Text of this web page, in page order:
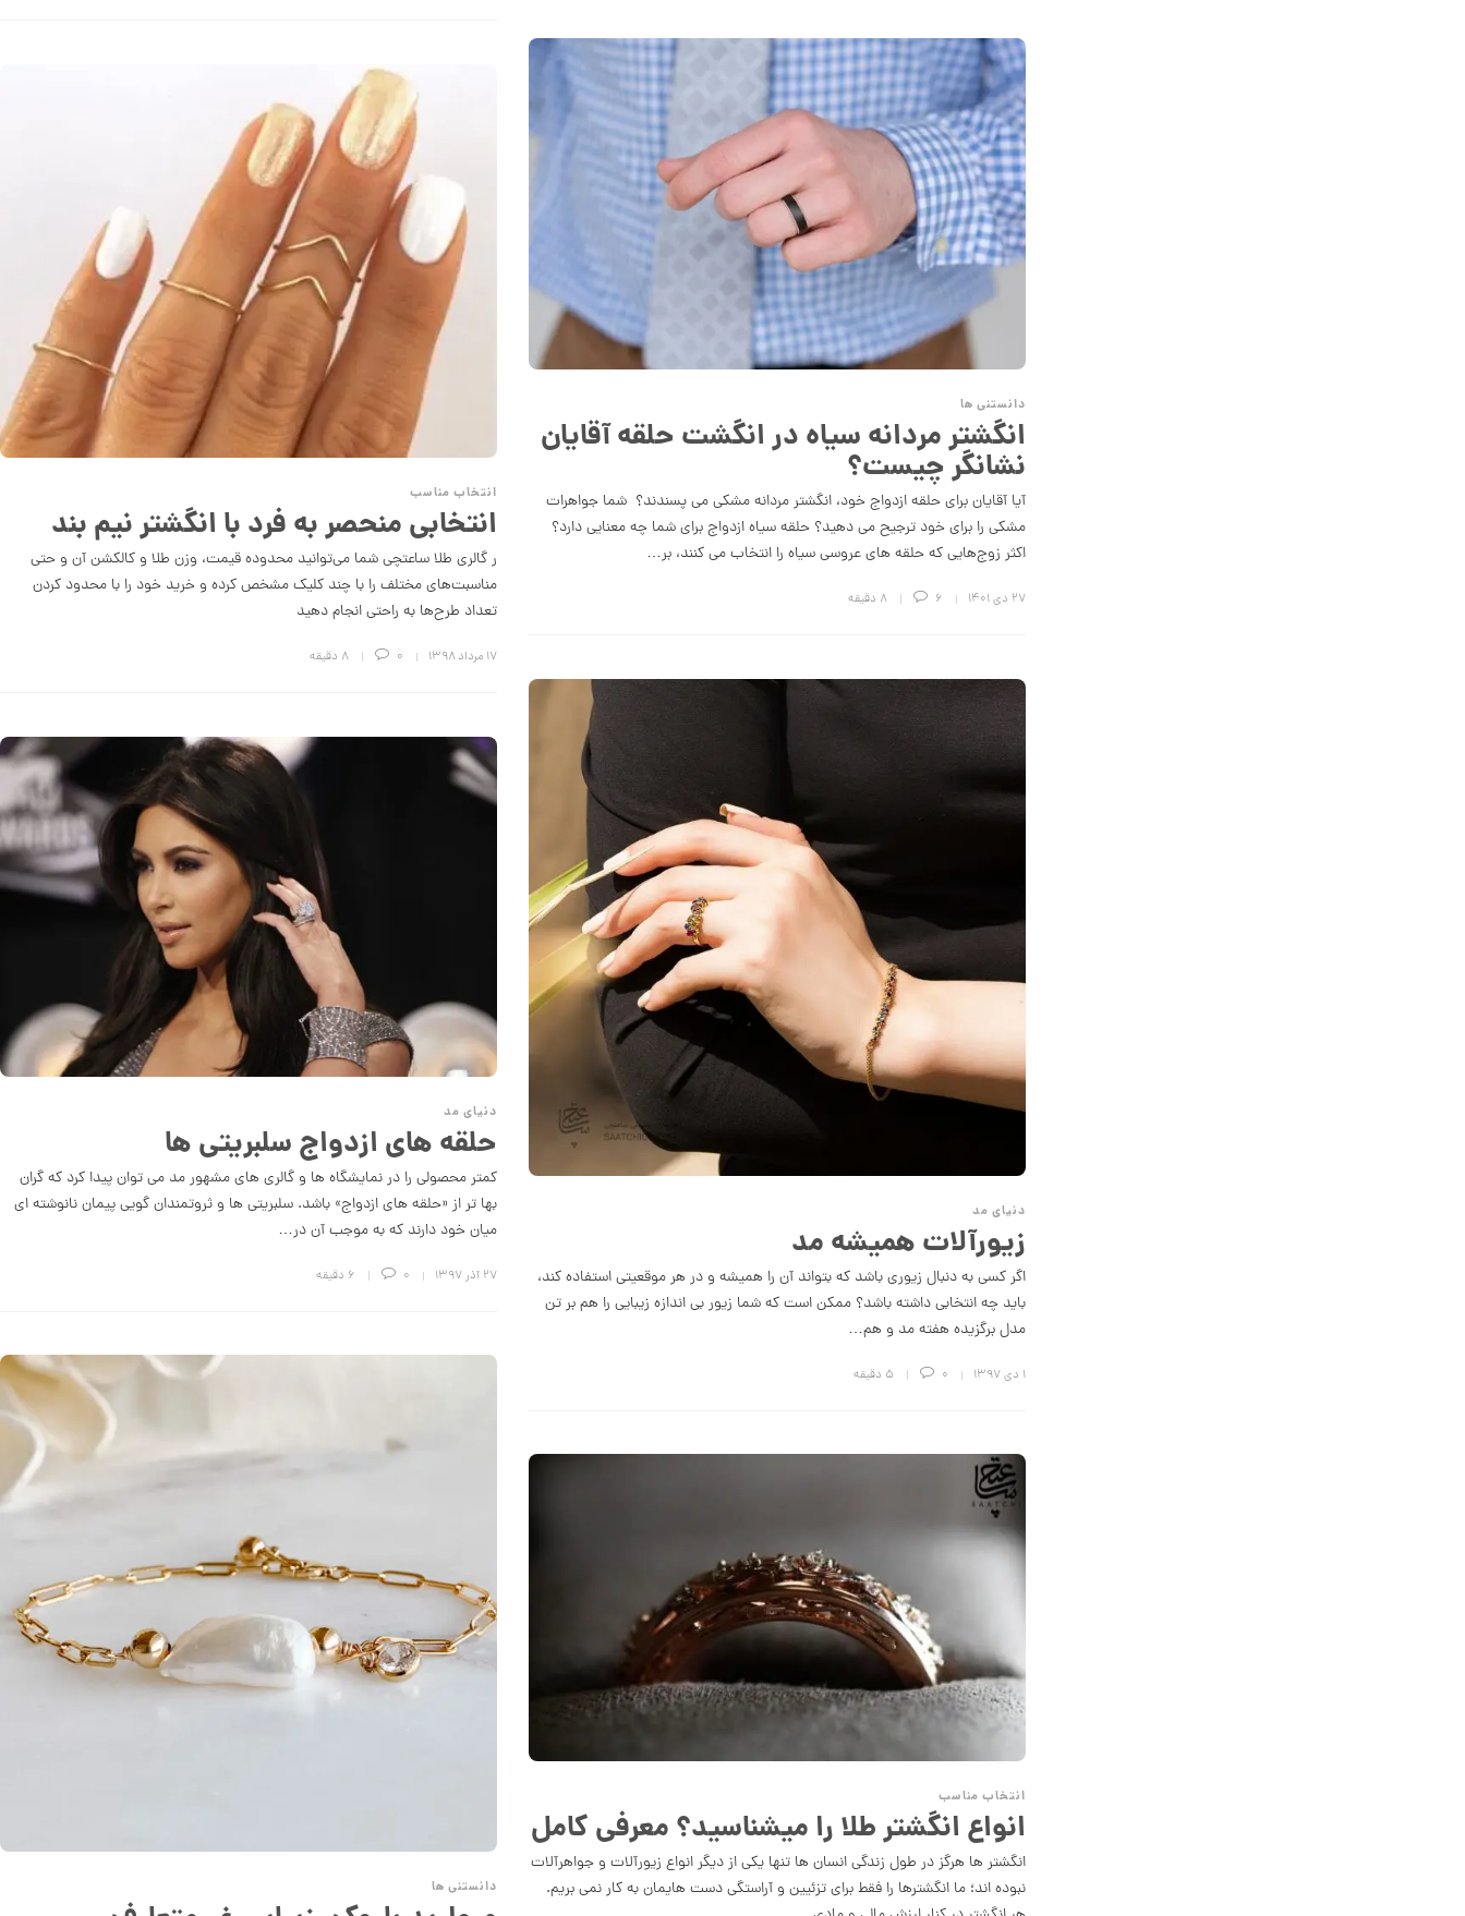
دانستنی ها
انگشتر مردانه سیاه در انگشت حلقه آقایان
نشانگر چیست؟
آیا آقایان برای حلقه ازدواج خود، انگشتر مردانه مشکی می پسندند؟ شما جواهرات
مشکی را برای خود ترجیح می دهید؟ حلقه سیاه ازدواج برای شما چه معنایی دارد؟
اکثر زوج‌هایی که حلقه های عروسی سیاه را انتخاب می کنند، بر…
۲۷ دی ۱۴۰۱ 6 8 دقیقه
انتخاب مناسب
انتخابی منحصر به فرد با انگشتر نیم بند
ر گالری طلا ساعتچی شما می‌توانید محدوده قیمت، وزن طلا و کالکشن آن و حتی
مناسبت‌های مختلف را با چند کلیک مشخص کرده و خرید خود را با محدود کردن
تعداد طرح‌ها به راحتی انجام دهید
۱۷ مرداد ۱۳۹۸ 0 8 دقیقه
دنیای مد
زیورآلات همیشه مد
اگر کسی به دنبال زیوری باشد که بتواند آن را همیشه و در هر موقعیتی استفاده کند،
باید چه انتخابی داشته باشد؟ ممکن است که شما زیور بی اندازه زیبایی را هم بر تن
مدل برگزیده هفته مد و هم…
۱ دی ۱۳۹۷ 0 5 دقیقه
دنیای مد
حلقه های ازدواج سلبریتی ها
کمتر محصولی را در نمایشگاه ها و گالری های مشهور مد می توان پیدا کرد که گران
بها تر از «حلقه های ازدواج» باشد. سلبریتی ها و ثروتمندان گویی پیمان نانوشته ای
میان خود دارند که به موجب آن در…
۲۷ آذر ۱۳۹۷ 0 6 دقیقه
دانستنی ها
انتخاب مناسب
انواع انگشتر طلا را میشناسید؟ معرفی کامل
انگشتر ها هرگز در طول زندگی انسان ها تنها یکی از دیگر انواع زیورآلات و جواهرآلات
نبوده اند؛ ما انگشترها را فقط برای تزئیین و آراستگی دست­ هایمان به کار نمی بریم.